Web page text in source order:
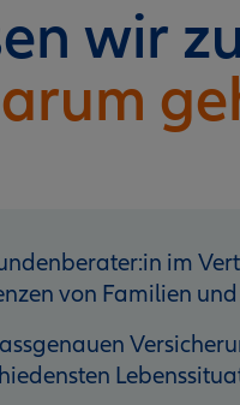
wir
im
von Familien